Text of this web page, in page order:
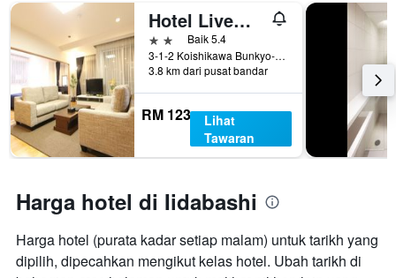
Hotel Livemax Korakuen
2 bintangBaik 5.4
3-1-2 Koishikawa Bunkyo-ku, Tokyo, Jepun
3.8 km dari pusat bandar
RM 123
Lihat
Tawaran
Harga hotel di Iidabashi
Harga hotel (purata kadar setiap malam) untuk tarikh yang
dipilih, dipecahkan mengikut kelas hotel. Ubah tarikh di